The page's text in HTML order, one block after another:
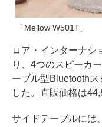
「Mellow W501T」
ロア・インターナシ
り、4つのスピーカ
ーブル型Bluetooth
した。直販価格は
サイドテーブルには